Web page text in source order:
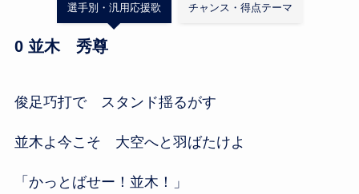
選手別・汎用応援歌 チャンス・得点テーマ
0 並木 秀尊
俊足巧打で スタンド揺るがす
並木よ今こそ 大空へと羽ばたけよ
「かっとばせー！並木！」